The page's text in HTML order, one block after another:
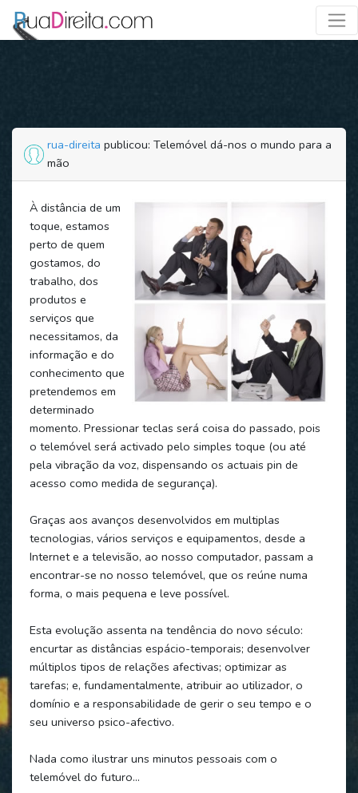
rua-direita publicou: Telemóvel dá-nos o mundo para a
mão
À distância de um
toque, estamos
perto de quem
gostamos, do
trabalho, dos
produtos e
serviços que
necessitamos, da
informação e do
conhecimento que
pretendemos em
determinado
momento. Pressionar teclas será coisa do passado, pois
o telemóvel será activado pelo simples toque (ou até
pela vibração da voz, dispensando os actuais pin de
acesso como medida de segurança).
Graças aos avanços desenvolvidos em multiplas
tecnologias, vários serviços e equipamentos, desde a
Internet e a televisão, ao nosso computador, passam a
encontrar-se no nosso telemóvel, que os reúne numa
forma, o mais pequena e leve possível.
Esta evolução assenta na tendência do novo século:
encurtar as distâncias espácio-temporais; desenvolver
múltiplos tipos de relações afectivas; optimizar as
tarefas; e, fundamentalmente, atribuir ao utilizador, o
domínio e a responsabilidade de gerir o seu tempo e o
seu universo psico-afectivo.
Nada como ilustrar uns minutos pessoais com o
telemóvel do futuro...